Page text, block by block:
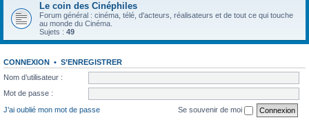
Le coin des Cinéphiles
Forum général : cinéma, télé, d'acteurs, réalisateurs et de tout ce qui touche
au monde du Cinéma.
Sujets : 49
CONNEXION • S’ENREGISTRER
Nom d’utilisateur :
Mot de passe :
J’ai oublié mon mot de passe
Se souvenir de moi